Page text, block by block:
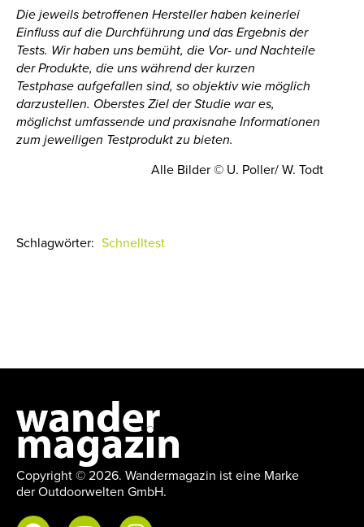
Die jeweils betroffenen Hersteller haben keinerlei
Einfluss auf die Durchführung und das Ergebnis der
Tests. Wir haben uns bemüht, die Vor- und Nachteile
der Produkte, die uns während der kurzen
Testphase aufgefallen sind, so objektiv wie möglich
darzustellen. Oberstes Ziel der Studie war es,
möglichst umfassende und praxisnahe Informationen
zum jeweiligen Testprodukt zu bieten.
Alle Bilder © U. Poller/ W. Todt
Schlagwörter: Schnelltest
Copyright © 2026. Wandermagazin ist eine Marke
der Outdoorwelten GmbH.